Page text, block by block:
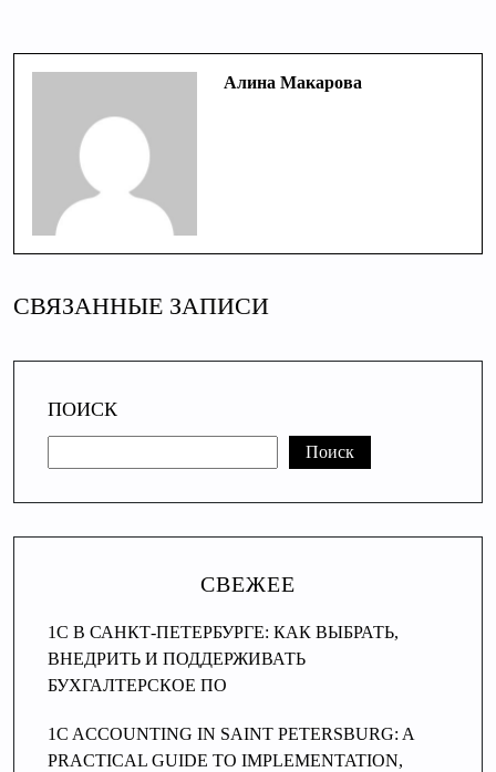
Алина Макарова
СВЯЗАННЫЕ ЗАПИСИ
ПОИСК
Поиск
СВЕЖЕЕ
1С В САНКТ-ПЕТЕРБУРГЕ: КАК ВЫБРАТЬ,
ВНЕДРИТЬ И ПОДДЕРЖИВАТЬ
БУХГАЛТЕРСКОЕ ПО
1C ACCOUNTING IN SAINT PETERSBURG: A
PRACTICAL GUIDE TO IMPLEMENTATION,